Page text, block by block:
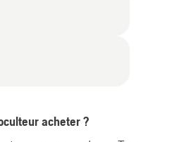
acheter ?